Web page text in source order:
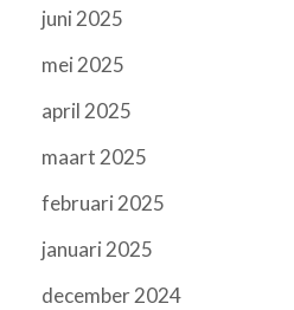
juni 2025
mei 2025
april 2025
maart 2025
februari 2025
januari 2025
december 2024